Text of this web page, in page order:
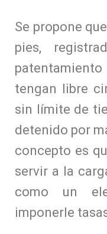
Se propone
pies,
tengan libre
sin límite de
detenido por
concepto es
servir a la
como un
imponerle